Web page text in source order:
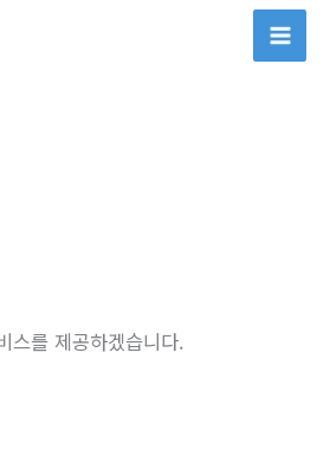
스를 제공하겠습니다.